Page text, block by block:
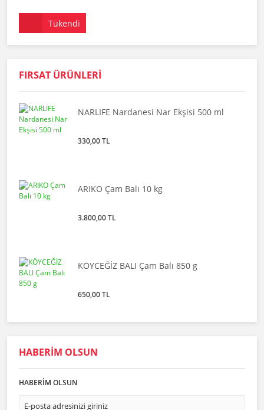
Tükendi
FIRSAT ÜRÜNLERİ
NARLIFE Nardanesi Nar Ekşisi 500 ml
330,00 TL
ARIKO Çam Balı 10 kg
3.800,00 TL
KÖYCEĞİZ BALI Çam Balı 850 g
650,00 TL
HABERİM OLSUN
HABERİM OLSUN